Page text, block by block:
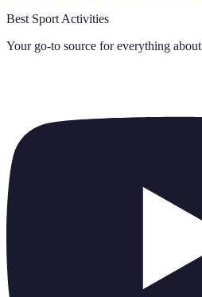
Best Sport Activities
Your go-to source for everything about